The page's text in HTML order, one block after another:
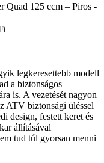
Quad 125 ccm – Piros -
legkeresettebb modell
a biztonságos
is. A vezetését nagyon
ATV biztonsági üléssel
design, festett keret és
állításával
tud túl gyorsan menni